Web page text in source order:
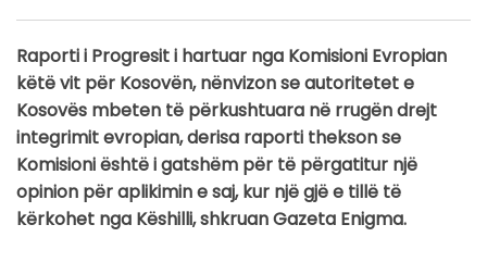
Raporti i Progresit i hartuar nga Komisioni Evropian
këtë vit për Kosovën, nënvizon se autoritetet e
Kosovës mbeten të përkushtuara në rrugën drejt
integrimit evropian, derisa raporti thekson se
Komisioni është i gatshëm për të përgatitur një
opinion për aplikimin e saj, kur një gjë e tillë të
kërkohet nga Këshilli, shkruan Gazeta Enigma.